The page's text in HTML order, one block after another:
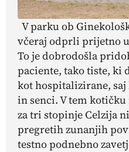
V parku ob
včeraj odprli prijetno
To je dobrodošla
paciente, tako tiste, ki
kot hospitalizirane,
in senci. V tem
za tri stopinje Celzija
pregretih zunanjih
testno podnebno